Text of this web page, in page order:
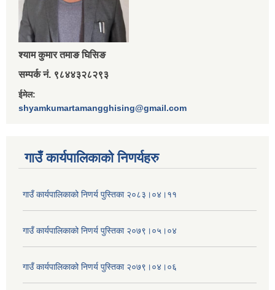
श्‍याम कुमार तमाङ घिसिङ
सम्पर्क नं. ९८४४३२८२९३
ईमेल:
shyamkumartamangghising@gmail.com
गाउँ कार्यपालिकाकाे निणर्यहरु
गाउँ कार्यपालिकाको निणर्य पुस्तिका २०८३।०४।११
गाउँ कार्यपालिकाको निणर्य पुस्तिका २०७९।०५।०४
गाउँ कार्यपालिकाको निणर्य पुस्तिका २०७९।०४।०६